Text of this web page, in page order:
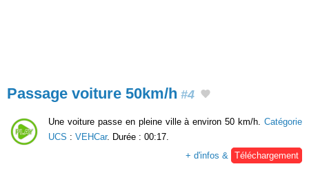
Passage voiture 50km/h #4
Une voiture passe en pleine ville à environ 50 km/h. Catégorie
UCS : VEHCar. Durée : 00:17.
+ d'infos &
Téléchargement